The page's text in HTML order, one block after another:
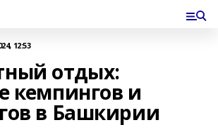
12:53
отдых:
кемпингов и
в Башкирии